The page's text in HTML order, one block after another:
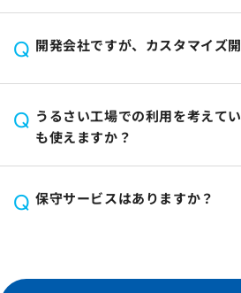
Q 開発会社ですが、カスタマイズ
Q うるさい工場での利用を考えて
も使えますか？
Q 保守サービスはありますか？